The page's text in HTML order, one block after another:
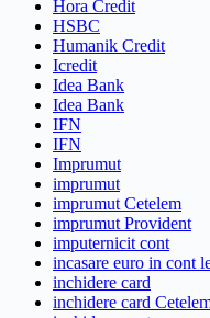
Hora Credit
HSBC
Humanik Credit
Icredit
Idea Bank
Idea Bank
IFN
IFN
Imprumut
imprumut
imprumut Cetelem
imprumut Provident
imputernicit cont
incasare euro in cont
inchidere card
inchidere card